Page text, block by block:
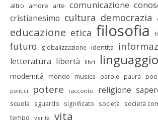
altro amore arte comunicazione
cristianesimo cultura democrazia
educazione etica filosofia
futuro globalizzazione identità
letteratura libertà libri linguaggio
modernità mondo musica parole paura
politici potere racconto religione
scuola sguardo significato società società
tempo verità vita